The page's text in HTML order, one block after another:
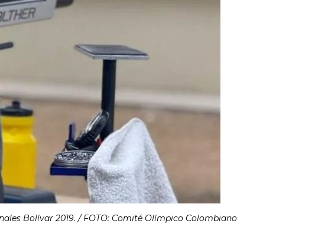
Bolívar 2019. / FOTO: Comité Olímpico Colombiano